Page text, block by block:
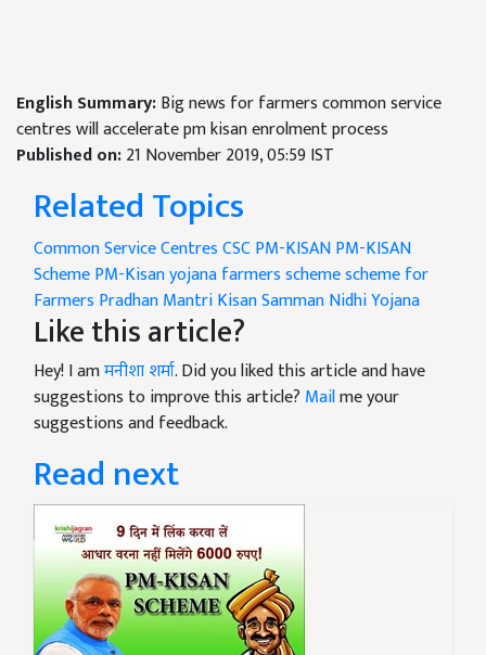
English Summary:Big news for farmers common service
centres will accelerate pm kisan enrolment process
Published on:21 November 2019, 05:59 IST
Related Topics
Common Service CentresCSC PM-KISANPM-KISAN
SchemePM-Kisan yojanafarmers schemescheme for
Farmers Pradhan Mantri Kisan Samman Nidhi Yojana
Like this article?
Hey! I amमनीशा शर्मा. Did you liked this article and have
suggestions to improve this article? Mailme your
suggestions and feedback.
Read next